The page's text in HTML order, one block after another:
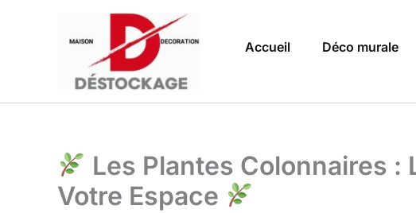
Accueil Déco murale
Les Plantes Colonnaires :
Votre Espace